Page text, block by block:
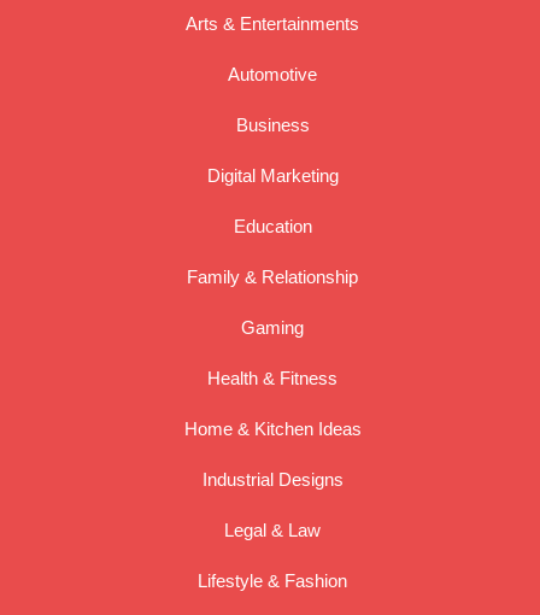
Arts & Entertainments
Automotive
Business
Digital Marketing
Education
Family & Relationship
Gaming
Health & Fitness
Home & Kitchen Ideas
Industrial Designs
Legal & Law
Lifestyle & Fashion